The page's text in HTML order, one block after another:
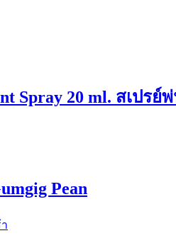
Spray 20 ml. สเปรย์
Pean